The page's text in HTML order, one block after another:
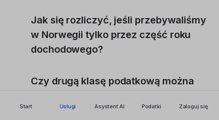
Start Usługi Asystent AI Podatki Zaloguj się
Jak się rozliczyć, jeśli przebywaliśmy
w Norwegii tylko przez część roku
dochodowego?
Czy drugą klasę podatkową można